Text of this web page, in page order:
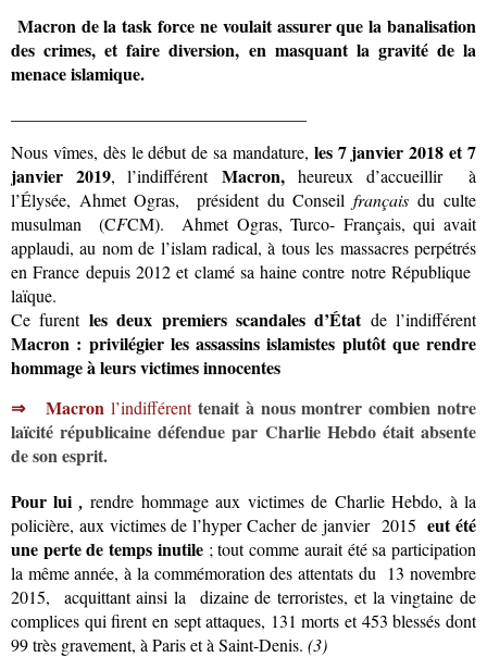
Macron de la task force ne voulait assurer que la banalisation
des crimes, et faire diversion, en masquant la gravité de la
menace islamique.
Nous vîmes, dès le début de sa mandature, les 7 janvier 2018 et 7
janvier 2019, l’indifférentMacron, heureux d’accueillir à
l’Élysée, Ahmet Ogras, président du Conseil françaisdu culte
musulman (CFCM). Ahmet Ogras, Turco- Français, qui avait
applaudi, au nom de l’islam radical, à tous les massacres perpétrés
en France depuis 2012 et clamé sa haine contre notre République
laïque.
Ce furent les deux premiers scandales d’Étatde l’indifférent
Macron : privilégier les assassins islamistes plutôt que rendre
hommage à leurs victimes innocentes
⇒
Macron l’indifférenttenait à nous montrer combien notre
laïcité républicaine défendue par Charlie Hebdo était absente
de son esprit.
Pour lui,rendre hommage aux victimes de Charlie Hebdo, à la
policière, aux victimes de l’hyper Cacher de janvier 2015eut été
une perte de temps inutile; tout comme aurait été sa participation
la même année, à la commémoration des attentats du 13 novembre
2015, acquittant ainsi la dizaine de terroristes, et la vingtaine de
complices qui firent en sept attaques, 131 morts et 453 blessés dont
99 très gravement, à Paris et à Saint-Denis. (3)